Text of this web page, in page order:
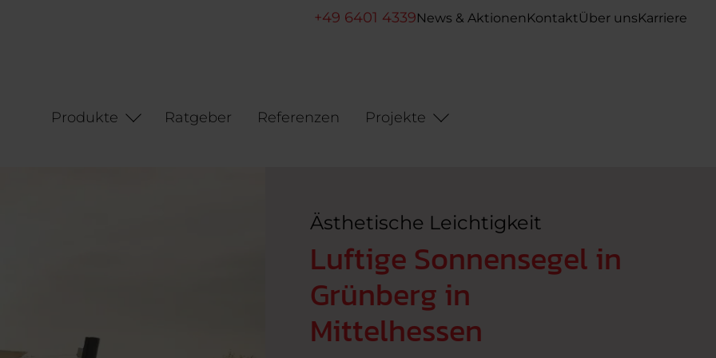
+49 6401 4339News & Aktionen KontaktÜber unsKarriere
Produkte
Ratgeber Referenzen Projekte
Ästhetische Leichtigkeit
Luftige Sonnensegel in
Grünberg in
Mittelhessen